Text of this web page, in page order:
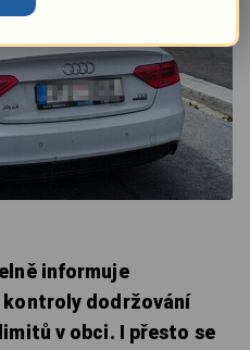
informuje
kontroly dodržování
v obci. I přesto se